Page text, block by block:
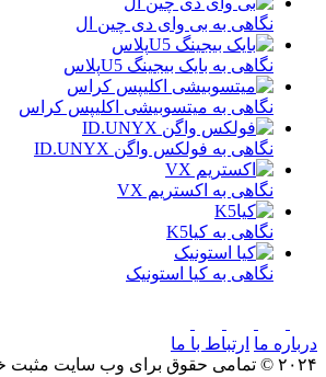
نگاهی به بی وای دی چین ال
نگاهی به بایک بیجینگ U5پلاس
نگاهی به میتسوبیشی اکلیپس کراس
نگاهی به فولکس واگن ID.UNYX
نگاهی به اکستریم VX
نگاهی به کیاK5
نگاهی به کیا استونیک
درباره ما ارتباط با ما
۲۰۲۴ © تمامی حقوق برای وب سایت مثبت خودرو محفوظ است.